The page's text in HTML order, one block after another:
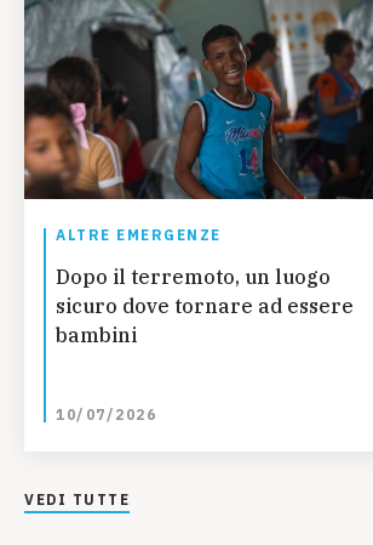
ALTRE EMERGENZE
Dopo il terremoto, un luogo
sicuro dove tornare ad essere
bambini
10/07/2026
VEDI TUTTE